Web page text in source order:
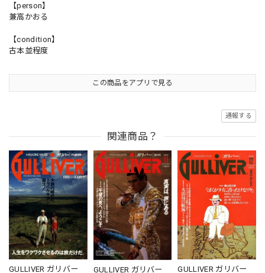
【person】
兼高かおる
【condition】
古本並程度
この商品をアプリで見る
通報する
関連商品？
GULLIVER ガリバー
GULLIVER ガリバー
GULLIVER ガリバー